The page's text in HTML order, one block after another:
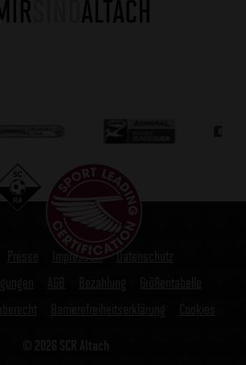
ALTACH
Presse Impressum
Datenschutz
AGB Bezahlung
Größentabelle
Barrierefreiheitserklärung Cookies
© 2026 SCR Altach